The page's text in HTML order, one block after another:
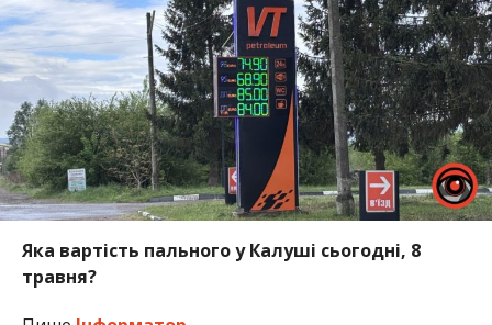
Яка вартість пального у Калуші сьогодні, 8
травня?